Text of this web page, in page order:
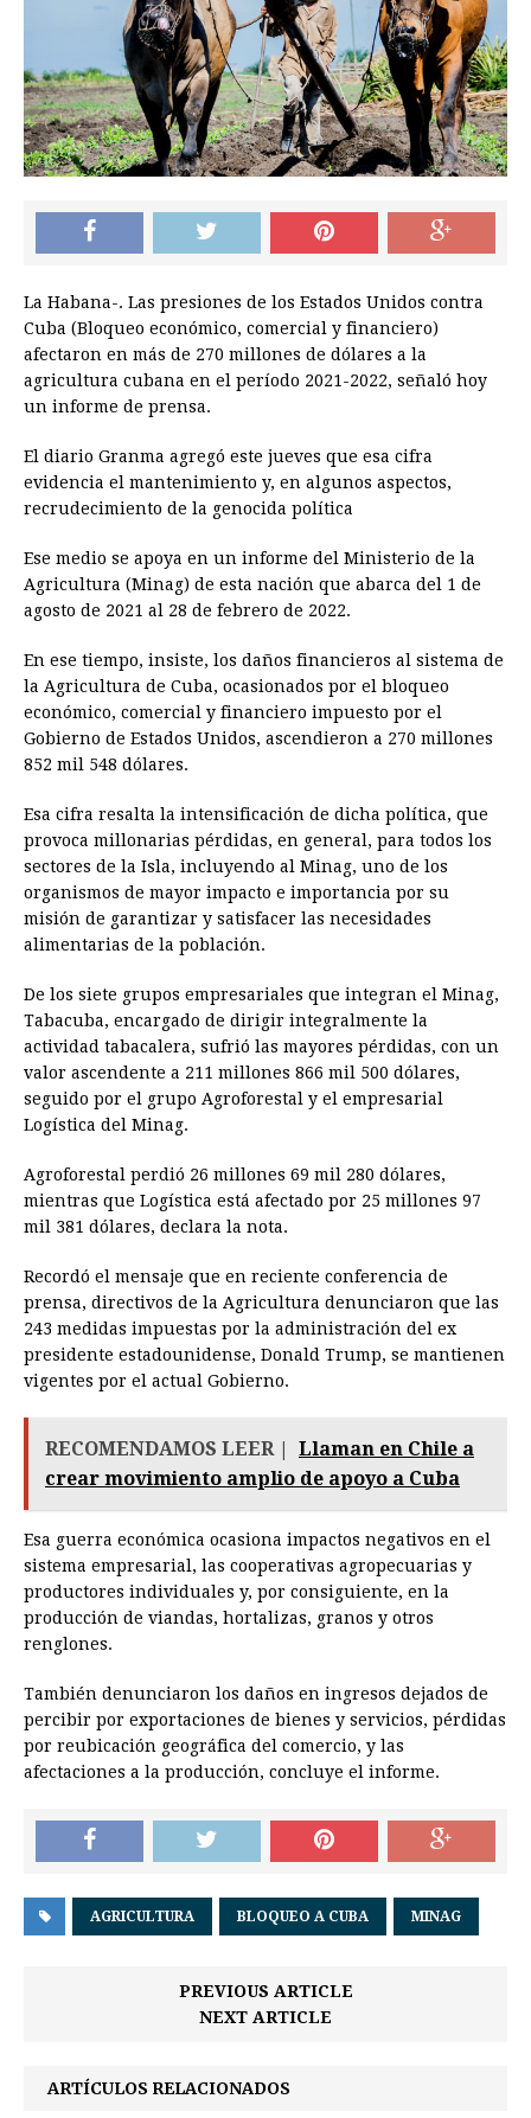
La Habana-. Las presiones de los Estados Unidos contra
Cuba (Bloqueo económico, comercial y financiero)
afectaron en más de 270 millones de dólares a la
agricultura cubana en el período 2021-2022, señaló hoy
un informe de prensa.
El diario Granma agregó este jueves que esa cifra
evidencia el mantenimiento y, en algunos aspectos,
recrudecimiento de la genocida política
Ese medio se apoya en un informe del Ministerio de la
Agricultura (Minag) de esta nación que abarca del 1 de
agosto de 2021 al 28 de febrero de 2022.
En ese tiempo, insiste, los daños financieros al sistema de
la Agricultura de Cuba, ocasionados por el bloqueo
económico, comercial y financiero impuesto por el
Gobierno de Estados Unidos, ascendieron a 270 millones
852 mil 548 dólares.
Esa cifra resalta la intensificación de dicha política, que
provoca millonarias pérdidas, en general, para todos los
sectores de la Isla, incluyendo al Minag, uno de los
organismos de mayor impacto e importancia por su
misión de garantizar y satisfacer las necesidades
alimentarias de la población.
De los siete grupos empresariales que integran el Minag,
Tabacuba, encargado de dirigir integralmente la
actividad tabacalera, sufrió las mayores pérdidas, con un
valor ascendente a 211 millones 866 mil 500 dólares,
seguido por el grupo Agroforestal y el empresarial
Logística del Minag.
Agroforestal perdió 26 millones 69 mil 280 dólares,
mientras que Logística está afectado por 25 millones 97
mil 381 dólares, declara la nota.
Recordó el mensaje que en reciente conferencia de
prensa, directivos de la Agricultura denunciaron que las
243 medidas impuestas por la administración del ex
presidente estadounidense, Donald Trump, se mantienen
vigentes por el actual Gobierno.
RECOMENDAMOS LEER |
Llaman en Chile a
crear movimiento amplio de apoyo a Cuba
Esa guerra económica ocasiona impactos negativos en el
sistema empresarial, las cooperativas agropecuarias y
productores individuales y, por consiguiente, en la
producción de viandas, hortalizas, granos y otros
renglones.
También denunciaron los daños en ingresos dejados de
percibir por exportaciones de bienes y servicios, pérdidas
por reubicación geográfica del comercio, y las
afectaciones a la producción, concluye el informe.
AGRICULTURA BLOQUEO A CUBA MINAG
PREVIOUS ARTICLE
NEXT ARTICLE
ARTÍCULOS RELACIONADOS